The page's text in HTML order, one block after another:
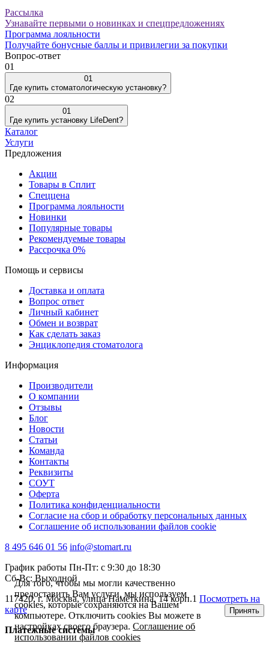
Рассылка
Узнавайте первыми о новинках и спецпредложениях
Программа лояльности
Получайте бонусные баллы и привилегии за покупки
Вопрос-ответ
01
01
Где купить стоматологическую установку?
02
01
Где купить установку LifeDent?
Каталог
Услуги
Предложения
Акции
Товары в Сплит
Спеццена
Программа лояльности
Новинки
Популярные товары
Рекомендуемые товары
Рассрочка 0%
Помощь и сервисы
Доставка и оплата
Вопрос ответ
Личный кабинет
Обмен и возврат
Как сделать заказ
Энциклопедия стоматолога
Информация
Производители
О компании
Отзывы
Блог
Новости
Статьи
Команда
Контакты
Реквизиты
СОУТ
Оферта
Политика конфиденциальности
Согласие на сбор и обработку персональных данных
Соглашение об использовании файлов cookie
8 495 646 01 56 info@stomart.ru
График работы Пн-Пт: с 9:30 до 18:30
Сб-Вс: Выходной
117420, г. Москва, улица Намёткина, 14 корп.1 Посмотреть на
карте
Платежные системы
Для того, чтобы мы могли качественно
предоставить Вам услуги, мы используем
cookies, которые сохраняются на Вашем
компьютере. Отключить cookies Вы можете в
настройках своего браузера.Соглашение об
использовании файлов cookies
Принять